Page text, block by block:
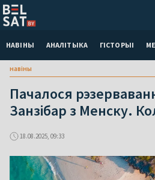
НАВІНЫ АНАЛІТЫКА ГІСТОРЫІ
навіны
Пачалося
Занзібар з Менску.
18.08.2025, 09:33